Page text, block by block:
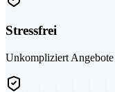
Stressfrei
Unkompliziert